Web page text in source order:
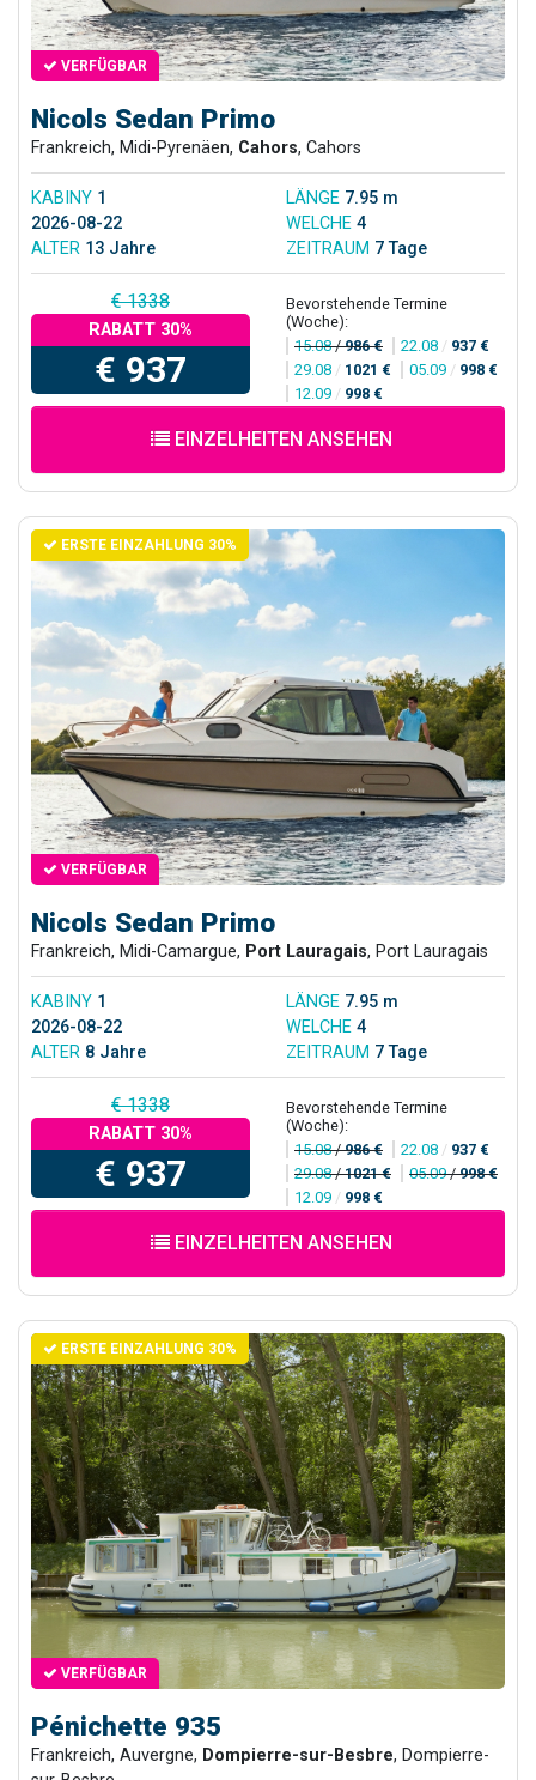
VERFÜGBAR
Nicols Sedan Primo
Frankreich, Midi-Pyrenäen, Cahors, Cahors
KABINY 1 LÄNGE 7.95 m
2026-08-22
WELCHE 4
ALTER 13 Jahre ZEITRAUM 7 Tage
€ 1338
RABATT 30%
€ 937
Bevorstehende Termine
(Woche):
15.08/986 € 22.08 / 937 €
29.08 / 1021 € 05.09 / 998 €
12.09 / 998 €
EINZELHEITEN ANSEHEN
ERSTE EINZAHLUNG 30%
VERFÜGBAR
Nicols Sedan Primo
Frankreich, Midi-Camargue, Port Lauragais, Port Lauragais
KABINY 1 LÄNGE 7.95 m
2026-08-22
WELCHE 4
ALTER 8 Jahre ZEITRAUM 7 Tage
€ 1338
RABATT 30%
€ 937
Bevorstehende Termine
(Woche):
15.08/986 € 22.08 / 937 €
29.08/1021 € 05.09/998 €
12.09 / 998 €
EINZELHEITEN ANSEHEN
ERSTE EINZAHLUNG 30%
VERFÜGBAR
Pénichette 935
Frankreich, Auvergne, Dompierre-sur-Besbre, Dompierre-